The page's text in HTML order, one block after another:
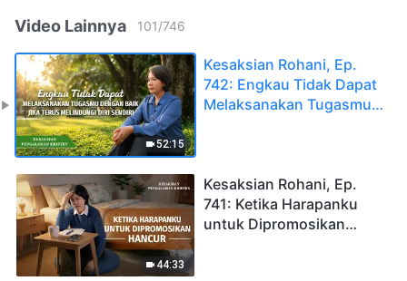
Video Lainnya 101/746
52:15
Kesaksian Rohani, Ep.
742: Engkau Tidak Dapat
Melaksanakan Tugasmu
44:33
Kesaksian Rohani, Ep.
741: Ketika Harapanku
untuk Dipromosikan